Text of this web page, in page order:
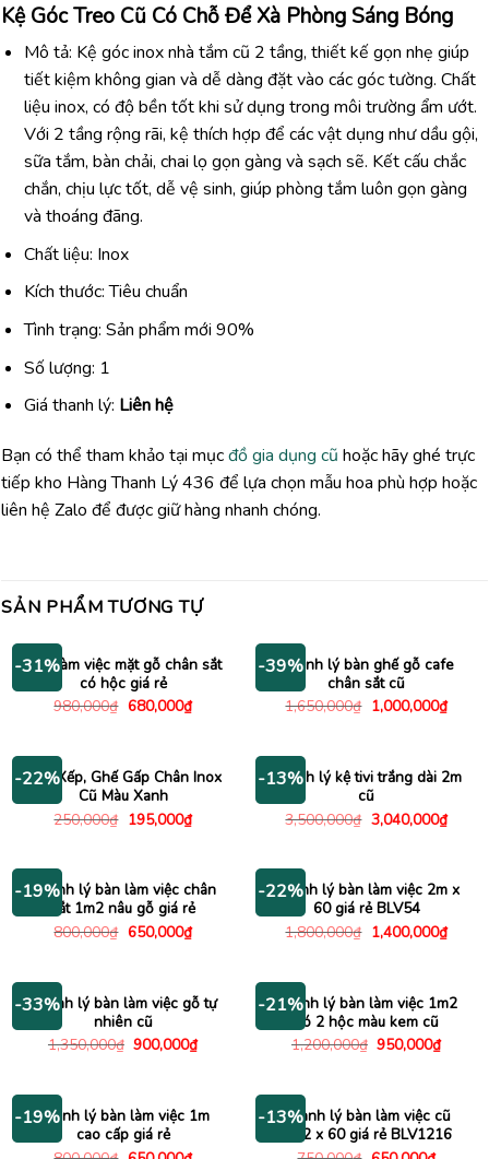
Kệ Góc Treo Cũ Có Chỗ Để Xà Phòng Sáng Bóng
Mô tả: Kệ góc inox nhà tắm cũ 2 tầng, thiết kế gọn nhẹ giúp
tiết kiệm không gian và dễ dàng đặt vào các góc tường. Chất
liệu inox, có độ bền tốt khi sử dụng trong môi trường ẩm ướt.
Với 2 tầng rộng rãi, kệ thích hợp để các vật dụng như dầu gội,
sữa tắm, bàn chải, chai lọ gọn gàng và sạch sẽ. Kết cấu chắc
chắn, chịu lực tốt, dễ vệ sinh, giúp phòng tắm luôn gọn gàng
và thoáng đãng.
Chất liệu: Inox
Kích thước: Tiêu chuẩn
Tình trạng: Sản phẩm mới 90%
Số lượng: 1
Giá thanh lý: Liên hệ
Bạn có thể tham khảo tại mụcđồ gia dụng cũ hoặc hãy ghé trực
tiếp kho Hàng Thanh Lý 436 để lựa chọn mẫu hoa phù hợp hoặc
liên hệ Zalo để được giữ hàng nhanh chóng.
SẢN PHẨM TƯƠNG TỰ
-31%
Bàn làm việc mặt gỗ chân sắt
có hộc giá rẻ
980,000₫ Giá
680,000₫Giá
hiện
680,000₫.
-39%Thanh lý bàn ghế gỗ cafe
chân sắt cũ
1,650,000₫ Giá
gốc
1,000,000₫Giá
hiện
-22%
Ghế Xếp, Ghế Gấp Chân Inox
Cũ Màu Xanh
250,000₫ Giá
195,000₫Giá
hiện
195,000₫.
-13%
Thanh lý kệ tivi trắng dài 2m
cũ
3,500,000₫ Giá
gốc
3,040,000₫Giá
hiện
-19%
Thanh lý bàn làm việc chân
sắt 1m2 nâu gỗ giá rẻ
800,000₫ Giá
650,000₫Giá
hiện
650,000₫.
-22%
Thanh lý bàn làm việc 2m x
60 giá rẻ BLV54
1,800,000₫ Giá
gốc
1,400,000₫Giá
hiện
-33%
Thanh lý bàn làm việc gỗ tự
nhiên cũ
1,350,000₫ Giá
900,000₫Giá
hiện
900,000₫.
-21%
Thanh lý bàn làm việc 1m2
có 2 hộc màu kem cũ
1,200,000₫ Giá
950,000₫Giá
hiện
-19%Thanh lý bàn làm việc 1m
cao cấp giá rẻ
-13%Thanh lý bàn làm việc cũ
1m2 x 60 giá rẻ BLV1216